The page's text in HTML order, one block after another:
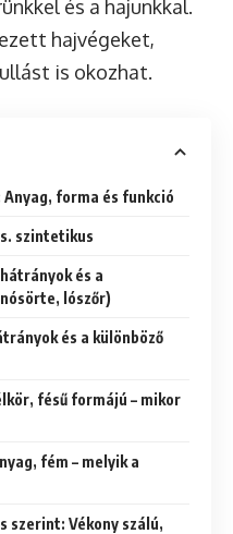
és a hajunkkal.
hajvégeket,
is okozhat.
forma és funkció
szintetikus
és a
lószőr)
és a különböző
fésű formájú – mikor
fém – melyik a
szerint: Vékony szálú,